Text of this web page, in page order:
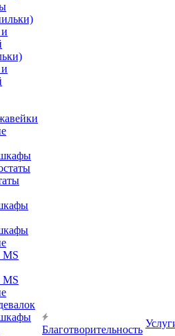
MS
Благотворительность